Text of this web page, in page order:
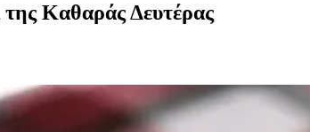
Καθαράς Δευτέρας